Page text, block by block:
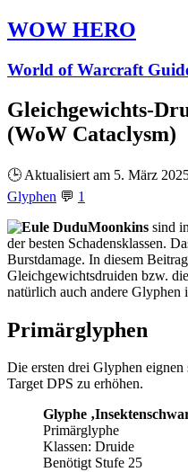
WOW HERO
World of Warcraft
Gleichgewichts-
(WoW Cataclysm)
🕒 Aktualisiert am 5. März
Glyphen 💬 1
Moonkins sind
der besten Schadensklassen.
Burstdamage. In diesem
Gleichgewichtsdruiden bzw. die
natürlich auch andere Glyphen
Primärglyphen
Die ersten drei Glyphen
Target DPS zu erhöhen.
Glyphe
Primärglyphe
Klassen: Druide
Benötigt Stufe 25